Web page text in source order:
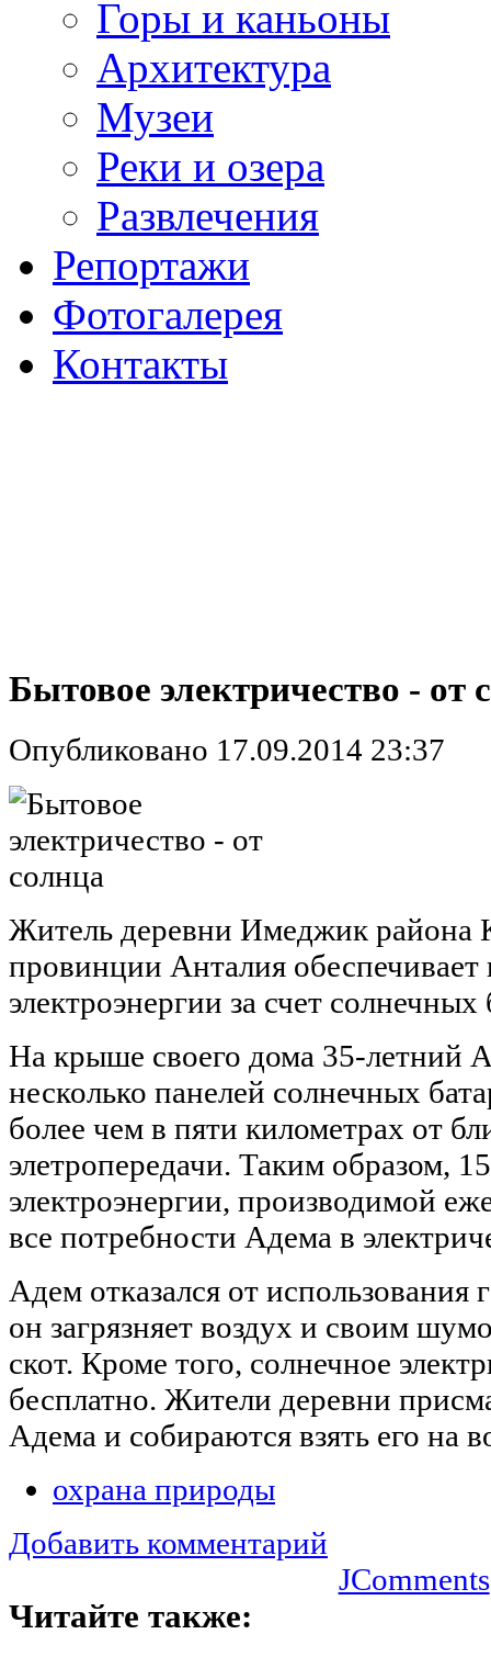
Горы и каньоны
Архитектура
Музеи
Реки и озера
Развлечения
Репортажи
Фотогалерея
Контакты
Бытовое электричество - от
Опубликовано 17.09.2014 23:37
Житель деревни Имеджик района
провинции Анталия обеспечивает
электроэнергии за счет солнечных
На крыше своего дома 35-летний
несколько панелей солнечных
более чем в пяти километрах от
элетропередачи. Таким образом,
электроэнергии, производимой
все потребности Адема в
Адем отказался от использования
он загрязняет воздух и своим
скот. Кроме того, солнечное
бесплатно. Жители деревни
Адема и собираются взять его на
охрана природы
Добавить комментарий
JComments
Читайте также: